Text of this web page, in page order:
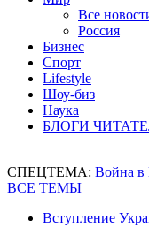
Все
Россия
Бизнес
Спорт
Lifestyle
Шоу-биз
Наука
БЛОГИ
СПЕЦТЕМА: Война в
ВСЕ ТЕМЫ
Вступление